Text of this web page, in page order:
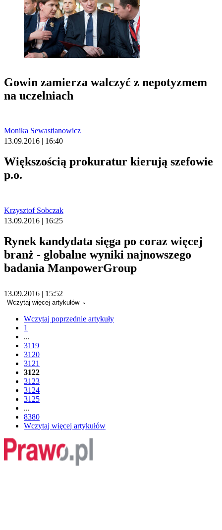
Gowin zamierza walczyć z nepotyzmem
na uczelniach
Monika Sewastianowicz
13.09.2016 | 16:40
Większością prokuratur kierują szefowie
p.o.
Krzysztof Sobczak
13.09.2016 | 16:25
Rynek kandydata sięga po coraz więcej
branż - globalne wyniki najnowszego
badania ManpowerGroup
13.09.2016 | 15:52
Wczytaj więcej artykułów
Wczytaj poprzednie artykuły
1
...
3119
3120
3121
3122
3123
3124
3125
...
8380
Wczytaj więcej artykułów